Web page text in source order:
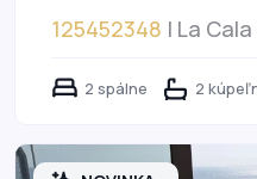
125452348 | La
2 spálne 2